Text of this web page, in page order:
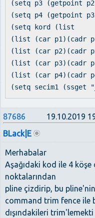
(setq p3 (getpoint
(setq p4 (getpoint
(setq kord (list
(list (car p1)(cadr
(list (car p2)(cadr
(list (car p3)(cadr
(list (car p4)(cadr
(setq secim1 (ssget
87686
19.10.2019
BLack|E
Merhabalar
Aşağıdaki kod ile 4
noktalarından
pline çizdirip, bu
command trim fence ile
dışındakileri